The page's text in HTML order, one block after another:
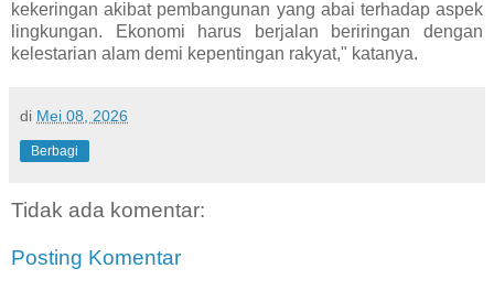
kekeringan akibat pembangunan yang abai terhadap aspek
lingkungan. Ekonomi harus berjalan beriringan dengan
kelestarian alam demi kepentingan rakyat," katanya.
di Mei 08, 2026
Berbagi
Tidak ada komentar:
Posting Komentar